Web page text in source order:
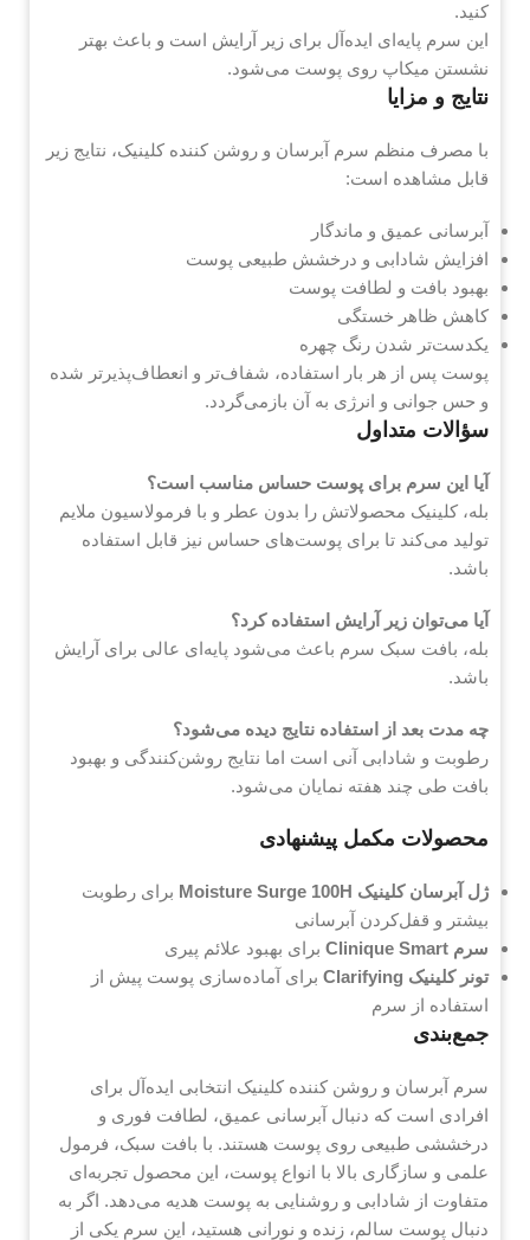
کنید.
این سرم پایه‌ای ایده‌آل برای زیر آرایش است و باعث بهتر
نشستن میکاپ روی پوست می‌شود.
نتایج و مزایا
با مصرف منظم سرم آبرسان و روشن کننده کلینیک، نتایج زیر
قابل مشاهده است:
آبرسانی عمیق و ماندگار
افزایش شادابی و درخشش طبیعی پوست
بهبود بافت و لطافت پوست
کاهش ظاهر خستگی
یکدست‌تر شدن رنگ چهره
پوست پس از هر بار استفاده، شفاف‌تر و انعطاف‌پذیرتر شده
و حس جوانی و انرژی به آن بازمی‌گردد.
سؤالات متداول
آیا این سرم برای پوست حساس مناسب است؟
بله، کلینیک محصولاتش را بدون عطر و با فرمولاسیون ملایم
تولید می‌کند تا برای پوست‌های حساس نیز قابل استفاده
باشد.
آیا می‌توان زیر آرایش استفاده کرد؟
بله، بافت سبک سرم باعث می‌شود پایه‌ای عالی برای آرایش
باشد.
چه مدت بعد از استفاده نتایج دیده می‌شود؟
رطوبت و شادابی آنی است اما نتایج روشن‌کنندگی و بهبود
بافت طی چند هفته نمایان می‌شود.
محصولات مکمل پیشنهادی
ژل آبرسان کلینیک Moisture Surge 100H
برای رطوبت
بیشتر و قفل‌کردن آبرسانی
سرم Clinique Smart
برای بهبود علائم پیری
تونر کلینیک Clarifying
برای آماده‌سازی پوست پیش از
استفاده از سرم
جمع‌بندی
سرم آبرسان و روشن کننده کلینیک انتخابی ایده‌آل برای
افرادی است که دنبال آبرسانی عمیق، لطافت فوری و
درخششی طبیعی روی پوست هستند. با بافت سبک، فرمول
علمی و سازگاری بالا با انواع پوست، این محصول تجربه‌ای
متفاوت از شادابی و روشنایی به پوست هدیه می‌دهد. اگر به
دنبال پوست سالم، زنده و نورانی هستید، این سرم یکی از